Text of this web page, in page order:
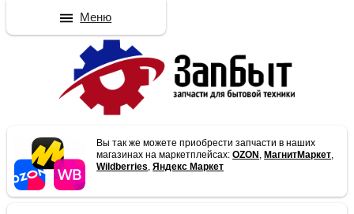
Вы так же можете приобрести запчасти в наших
магазинах на маркетплейсах:OZON , МагнитМаркет,
Wildberries,Яндекс Маркет
Меню